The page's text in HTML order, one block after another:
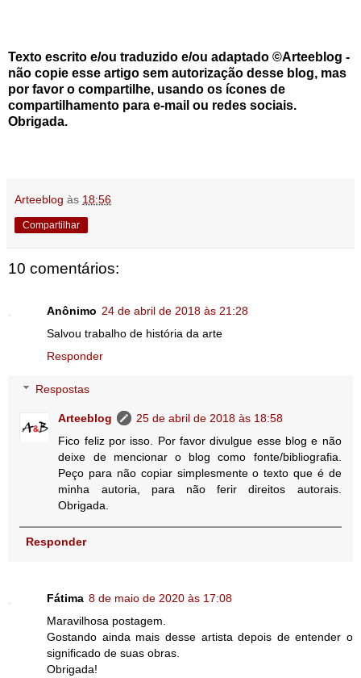
Texto escrito e/ou traduzido e/ou adaptado ©Arteeblog -
não copie esse artigo sem autorização desse blog, mas
por favor o compartilhe, usando os ícones de
compartilhamento para e-mail ou redes sociais.
Obrigada.
Arteeblog às 18:56
Compartilhar
10 comentários:
Anônimo 24 de abril de 2018 às 21:28
Salvou trabalho de história da arte
Responder
Respostas
Arteeblog
25 de abril de 2018 às 18:58
Fico feliz por isso. Por favor divulgue esse blog e não
deixe de mencionar o blog como fonte/bibliografia.
Peço para não copiar simplesmente o texto que é de
minha autoria, para não ferir direitos autorais.
Obrigada.
Responder
Fátima 8 de maio de 2020 às 17:08
Maravilhosa postagem.
Gostando ainda mais desse artista depois de entender o
significado de suas obras.
Obrigada!